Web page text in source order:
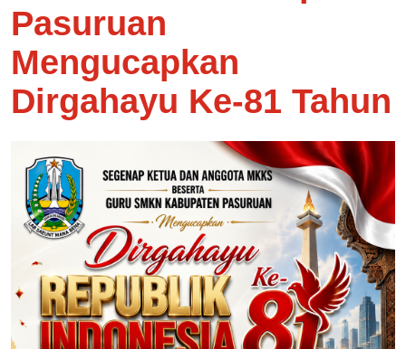
Pasuruan
Mengucapkan
Dirgahayu Ke-81 Tahun